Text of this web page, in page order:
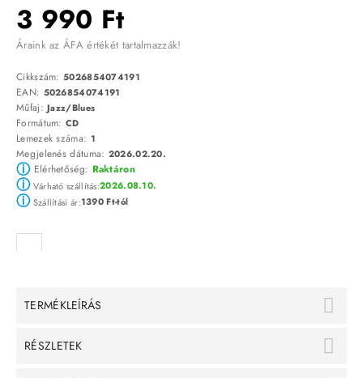
3 990 Ft
Áraink az ÁFA értékét tartalmazzák!
Cikkszám: 5026854074191
EAN: 5026854074191
Műfaj:Jazz/Blues
Formátum: CD
Lemezek száma: 1
Megjelenés dátuma: 2026.02.20.
ⓘElérhetőség: Raktáron
ⓘVárható szállítás:2026.08.10.
ⓘSzállítási ár:1390 Ft-tól
TERMÉKLEÍRÁS
RÉSZLETEK